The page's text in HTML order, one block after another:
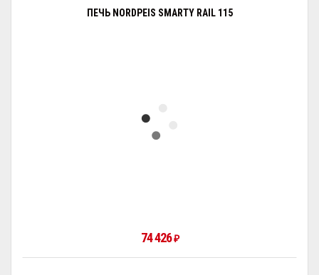
ПЕЧЬ NORDPEIS SMARTY RAIL 115
74 426₽